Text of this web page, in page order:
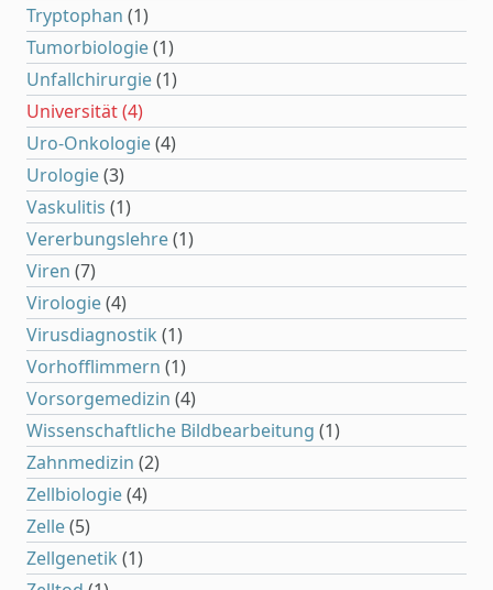
Tryptophan (1)
Tumorbiologie(1)
Unfallchirurgie(1)
Universität(4)
Uro-Onkologie(4)
Urologie(3)
Vaskulitis (1)
Vererbungslehre(1)
Viren (7)
Virologie(4)
Virusdiagnostik (1)
Vorhofflimmern (1)
Vorsorgemedizin (4)
Wissenschaftliche Bildbearbeitung (1)
Zahnmedizin (2)
Zellbiologie(4)
Zelle(5)
Zellgenetik (1)